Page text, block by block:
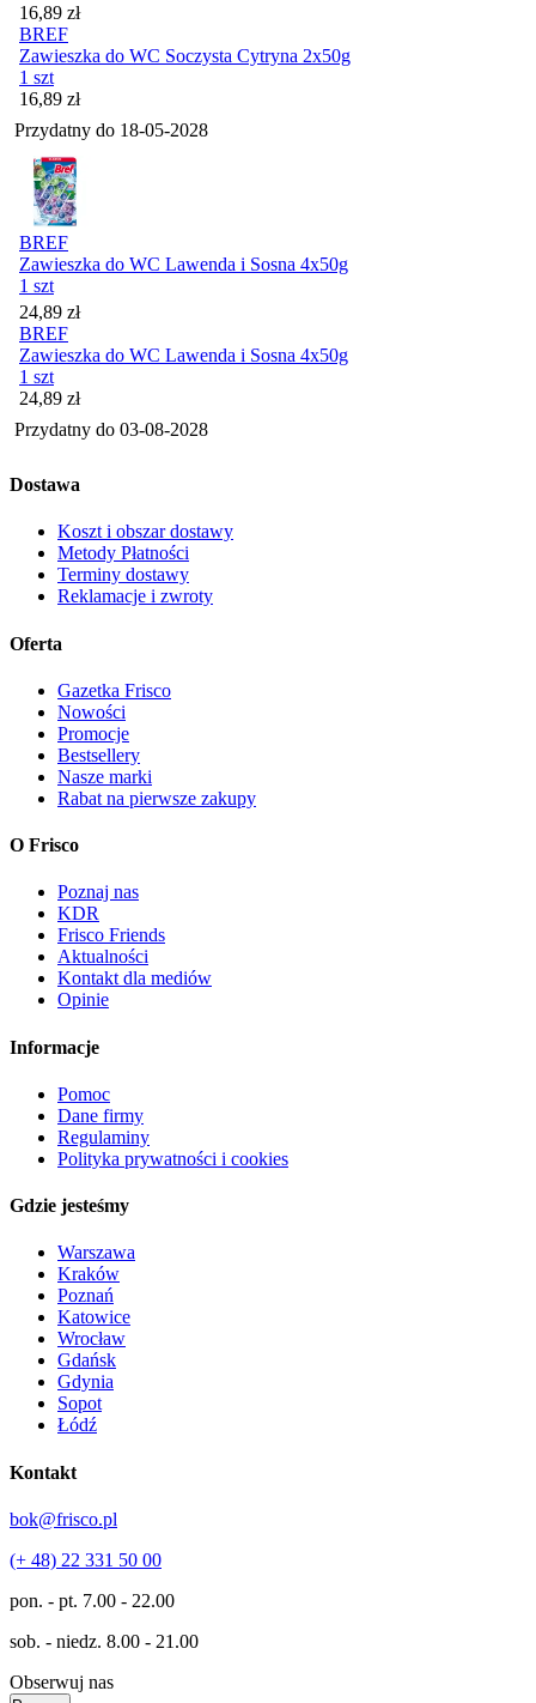
Cena
16,89 zł
BREF
Zawieszka do WC Soczysta Cytryna 2x50g
1 szt
Cena
16,89 zł
Przydatny do 18-05-2028
BREF
Zawieszka do WC Lawenda i Sosna 4x50g
1 szt
Cena
24,89 zł
BREF
Zawieszka do WC Lawenda i Sosna 4x50g
1 szt
Cena
24,89 zł
Przydatny do 03-08-2028
Dostawa
Koszt i obszar dostawy
Metody Płatności
Terminy dostawy
Reklamacje i zwroty
Oferta
Gazetka Frisco
Nowości
Promocje
Bestsellery
Nasze marki
Rabat na pierwsze zakupy
O Frisco
Poznaj nas
KDR
Frisco Friends
Aktualności
Kontakt dla mediów
Opinie
Informacje
Pomoc
Dane firmy
Regulaminy
Polityka prywatności i cookies
Gdzie jesteśmy
Warszawa
Kraków
Poznań
Katowice
Wrocław
Gdańsk
Gdynia
Sopot
Łódź
Kontakt
bok@frisco.pl
(+ 48) 22 331 50 00
pon. - pt. 7.00 - 22.00
sob. - niedz. 8.00 - 21.00
Obserwuj nas